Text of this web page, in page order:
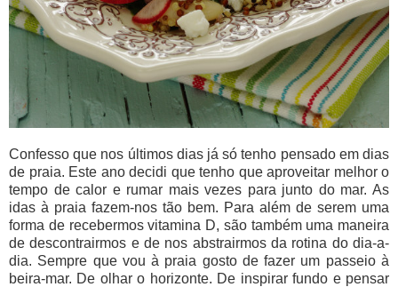
Confesso que nos últimos dias já só tenho pensado em dias
de praia. Este ano decidi que tenho que aproveitar melhor o
tempo de calor e rumar mais vezes para junto do mar. As
idas à praia fazem-nos tão bem. Para além de serem uma
forma de recebermos vitamina D, são também uma maneira
de descontrairmos e de nos abstrairmos da rotina do dia-a-
dia. Sempre que vou à praia gosto de fazer um passeio à
beira-mar. De olhar o horizonte. De inspirar fundo e pensar